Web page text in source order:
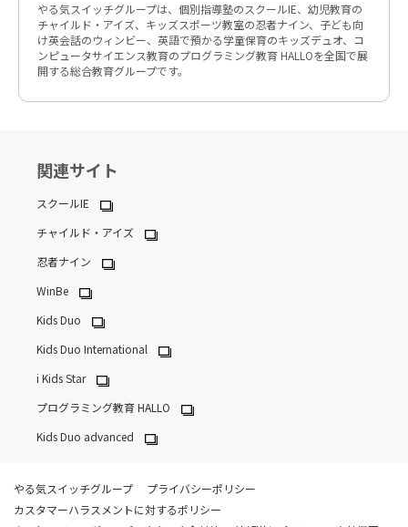
やる気スイッチグループは、個別指導塾のスクールIE、幼児教育の
チャイルド・アイズ、キッズスポーツ教室の忍者ナイン、子ども向
け英会話のウィンビー、英語で預かる学童保育のキッズデュオ、コ
ンピュータサイエンス教育のプログラミング教育 HALLOを全国で展
開する総合教育グループです。
関連サイト
スクールIE
チャイルド・アイズ
忍者ナイン
WinBe
Kids Duo
Kids Duo International
i Kids Star
プログラミング教育 HALLO
Kids Duo advanced
やる気スイッチグループ
プライバシーポリシー
カスタマーハラスメントに対するポリシー